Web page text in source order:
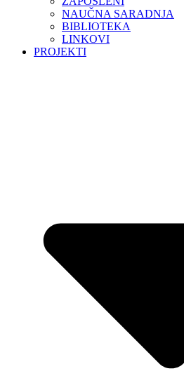
NAUČNA SARADNJA
BIBLIOTEKA
LINKOVI
PROJEKTI